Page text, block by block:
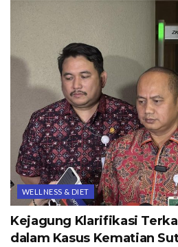
WELLNESS & DIET
Kejagung Klarifikasi
dalam Kasus Kematian